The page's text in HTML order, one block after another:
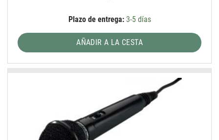
Plazo de entrega:3-5 días
AÑADIR A LA CESTA